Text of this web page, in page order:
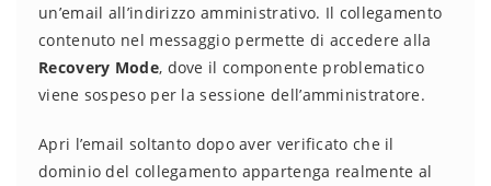
un’email all’indirizzo amministrativo. Il collegamento
contenuto nel messaggio permette di accedere alla
Recovery Mode, dove il componente problematico
viene sospeso per la sessione dell’amministratore.
Apri l’email soltanto dopo aver verificato che il
dominio del collegamento appartenga realmente al